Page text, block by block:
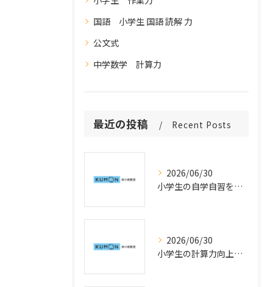
国語 小学生 国語 読解 力
公文式
中学数学 計算力
最近の投稿 Recent Posts
2026/06/30
小学生の自学自習を育てる仕組みと公文式学習の活用法
2026/06/30
小学生の計算力向上指導で公文式学習を活用した速度アップの工夫